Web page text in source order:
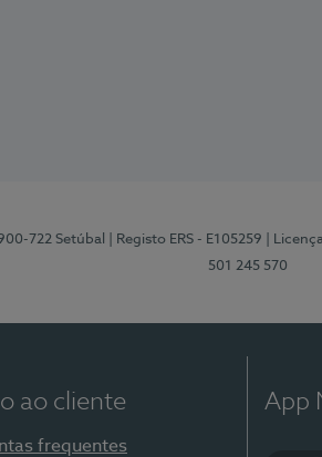
722 Setúbal | Registo ERS - E105259 |
501 245 570
ao cliente
frequentes
App